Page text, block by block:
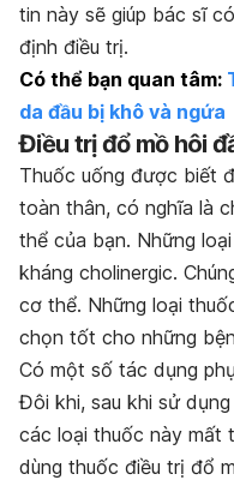
tin này sẽ giúp bác sĩ
định điều trị.
Có thể bạn quan tâm:
da đầu bị khô và ngứa
Điều trị đổ mồ hôi
Thuốc uống được biết
toàn thân, có nghĩa là
thể của bạn. Những
kháng cholinergic.
cơ thể. Những loại
chọn tốt cho những
Có một số tác dụng
Đôi khi, sau khi sử
các loại thuốc này mất
dùng thuốc điều trị đổ